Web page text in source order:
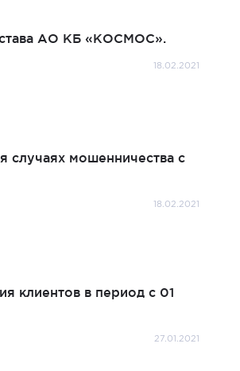
АО КБ «КОСМОС».
18.02.2021
мошенничества с
18.02.2021
клиентов в период с 01
27.01.2021